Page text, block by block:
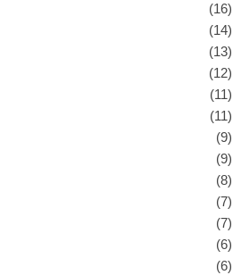
(16)
(14)
(13)
(12)
(11)
(11)
(9)
(9)
(8)
(7)
(7)
(6)
(6)